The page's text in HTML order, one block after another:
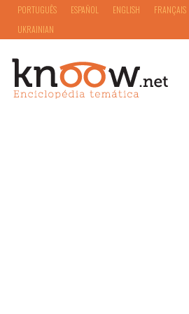
PORTUGUÊS ESPAÑOL ENGLISH FRANÇAIS
UKRAINIAN